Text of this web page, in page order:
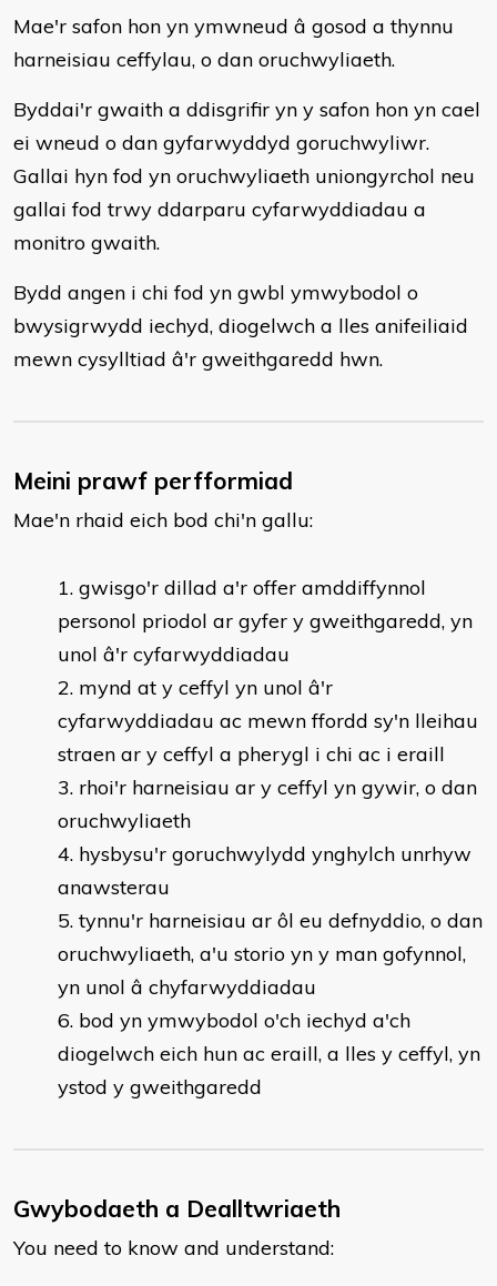
​Mae'r safon hon yn ymwneud â gosod a thynnu
harneisiau ceffylau, o dan oruchwyliaeth.
Byddai'r gwaith a ddisgrifir yn y safon hon yn cael
ei wneud o dan gyfarwyddyd goruchwyliwr.
Gallai hyn fod yn oruchwyliaeth uniongyrchol neu
gallai fod trwy ddarparu cyfarwyddiadau a
monitro gwaith.
Bydd angen i chi fod yn gwbl ymwybodol o
bwysigrwydd iechyd, diogelwch a lles anifeiliaid
mewn cysylltiad â'r gweithgaredd hwn.
Meini prawf perfformiad
Mae'n rhaid eich bod chi'n gallu:
gwisgo'r dillad a'r offer amddiffynnol
personol priodol ar gyfer y gweithgaredd, yn
unol â'r cyfarwyddiadau
mynd at y ceffyl yn unol â'r
cyfarwyddiadau ac mewn ffordd sy'n lleihau
straen ar y ceffyl a pherygl i chi ac i eraill
rhoi'r harneisiau ar y ceffyl yn gywir, o dan
oruchwyliaeth
hysbysu'r goruchwylydd ynghylch unrhyw
anawsterau
tynnu'r harneisiau ar ôl eu defnyddio, o dan
oruchwyliaeth, a'u storio yn y man gofynnol,
yn unol â chyfarwyddiadau
bod yn ymwybodol o'ch iechyd a'ch
diogelwch eich hun ac eraill, a lles y ceffyl, yn
ystod y gweithgaredd
Gwybodaeth a Dealltwriaeth
You need to know and understand: